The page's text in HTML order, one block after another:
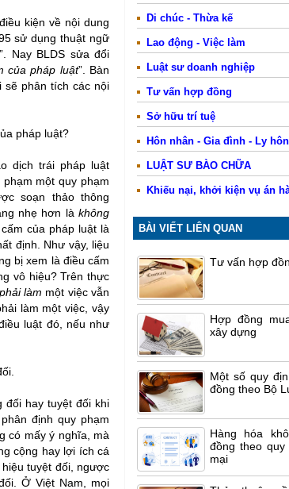
Di chúc - Thừa kế
Lao động - Việc làm
Luật sư doanh nghiệp
Tư vấn hợp đồng
Sở hữu trí tuệ
Hôn nhân - Gia đình - Ly hôn
LUẬT SƯ BÀO CHỮA
Khiếu nại, khởi kiện vụ án
BÀI VIẾT LIÊN QUAN
Tư vấn hợp
Hợp đồng
xây dựng
Một số quy
đồng theo Bộ
Hàng hóa
đồng theo
mại
kiện về nội dung
sử dụng thuật ngữ
”. Nay BLDS sửa đổi
của pháp luật”. Bàn
sẽ phân tích các nội
pháp luật?
dịch trái pháp luật
một quy phạm
soạn thảo thông
nhẹ hơn làkhông
của pháp luật là
định. Như vậy, liệu
bị xem là điều cấm
vô hiệu? Trên thực
phải làm một việc vẫn
làm một việc, vậy
luật đó, nếu như
đối hay tuyệt đối khi
định quy phạm
có mấy ý nghĩa, mà
cộng hay lợi ích cá
tuyệt đối, ngược
Ở Việt Nam, mọi